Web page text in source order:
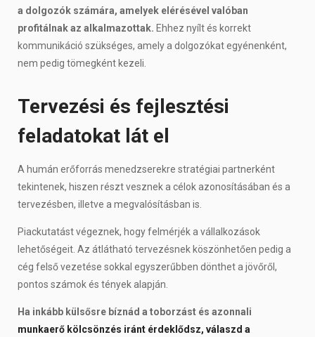
a dolgozók számára, amelyek elérésével valóban
profitálnak az alkalmazottak. Ehhez nyílt és korrekt
kommunikáció szükséges, amely a dolgozókat egyénenként,
nem pedig tömegként kezeli.
Tervezési és fejlesztési
feladatokat lát el
A humán erőforrás menedzserekre stratégiai partnerként
tekintenek, hiszen részt vesznek a célok azonosításában és a
tervezésben, illetve a megvalósításban is.
Piackutatást végeznek, hogy felmérjék a vállalkozások
lehetőségeit. Az átlátható tervezésnek köszönhetően pedig a
cég felső vezetése sokkal egyszerűbben dönthet a jövőről,
pontos számok és tények alapján.
Ha inkább külsősre bíznád a toborzást és azonnali
munkaerő kölcsönzés iránt érdeklődsz, válaszd a